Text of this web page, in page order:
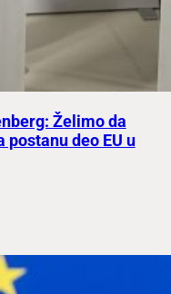
Želimo da
postanu deo EU u